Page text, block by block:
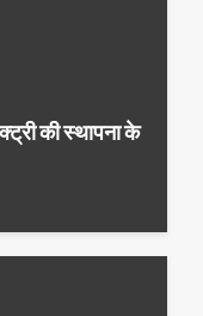
की स्थापना के